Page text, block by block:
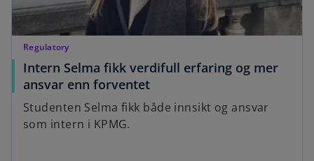
Regulatory
Intern Selma fikk verdifull erfaring og mer
ansvar enn forventet
Studenten Selma fikk både innsikt og ansvar
som intern i KPMG.